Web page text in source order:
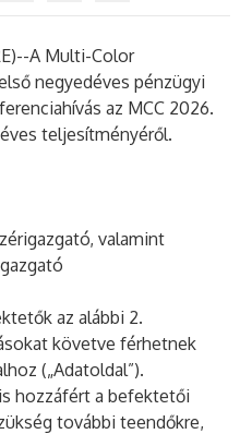
)--A Multi-Color
negyedéves pénzügyi
az MCC 2026.
teljesítményéről.
valamint
az alábbi 2.
követve férhetnek
(„Adatoldal”).
hozzáfért a befektetői
további teendőkre,